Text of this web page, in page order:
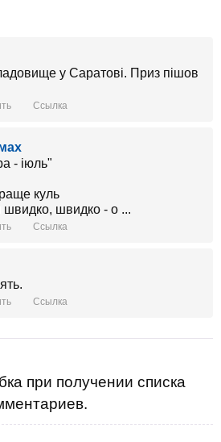
у Саратові. Приз пішов
Ссылка
- іюль"
куль
швидко, швидко - о ...
Ссылка
Ссылка
при получении списка